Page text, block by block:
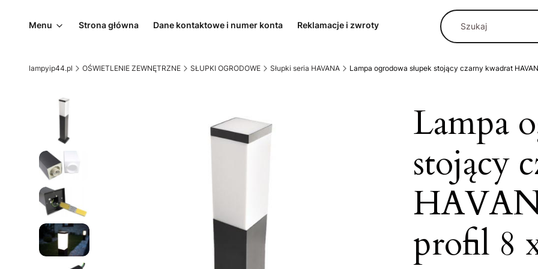
Menu Strona główna Dane kontaktowe i numer konta Reklamacje i zwroty
lampyip44.pl OŚWIETLENIE ZEWNĘTRZNE SŁUPKI OGRODOWE Słupki seria HAVANA Lampa ogrodowa słupek stojący czarny kwadrat
Lampa
stojący
profil 8